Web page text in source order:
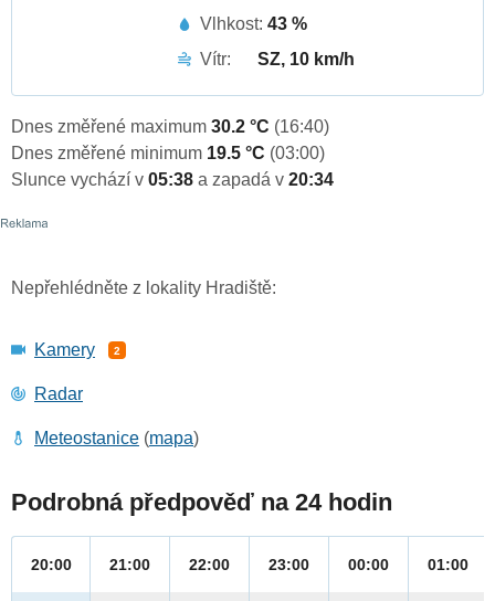
Vlhkost: 43 %
Vítr:
SZ, 10 km/h
Dnes změřené maximum 30.2 °C (16:40)
Dnes změřené minimum 19.5 °C (03:00)
Slunce vychází v 05:38 a zapadá v 20:34
Nepřehlédněte z lokality Hradiště:
Kamery 2
Radar
Meteostanice (mapa)
Podrobná předpověď na 24 hodin
20:00 21:00 22:00 23:00 00:00 01:00